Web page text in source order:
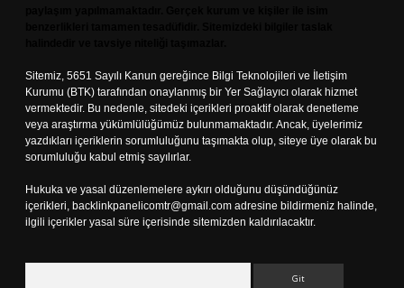
Sitemiz, 5651 Sayılı Kanun gereğince Bilgi Teknolojileri ve İletişim
Kurumu (BTK) tarafından onaylanmış bir Yer Sağlayıcı olarak hizmet
vermektedir. Bu nedenle, sitedeki içerikleri proaktif olarak denetleme
veya araştırma yükümlülüğümüz bulunmamaktadır. Ancak, üyelerimiz
yazdıkları içeriklerin sorumluluğunu taşımakta olup, siteye üye olarak bu
sorumluluğu kabul etmiş sayılırlar.
Hukuka ve yasal düzenlemelere aykırı olduğunu düşündüğünüz
içerikleri, backlinkpanelicomtr@gmail.com adresine bildirmeniz halinde,
ilgili içerikler yasal süre içerisinde sitemizden kaldırılacaktır.